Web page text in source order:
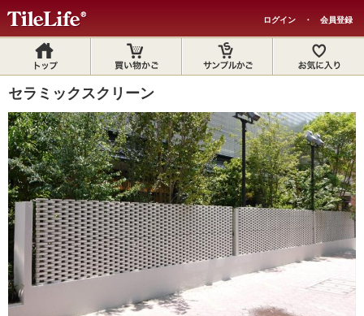
ログイン ・ 会員登録
セラミックスクリーン